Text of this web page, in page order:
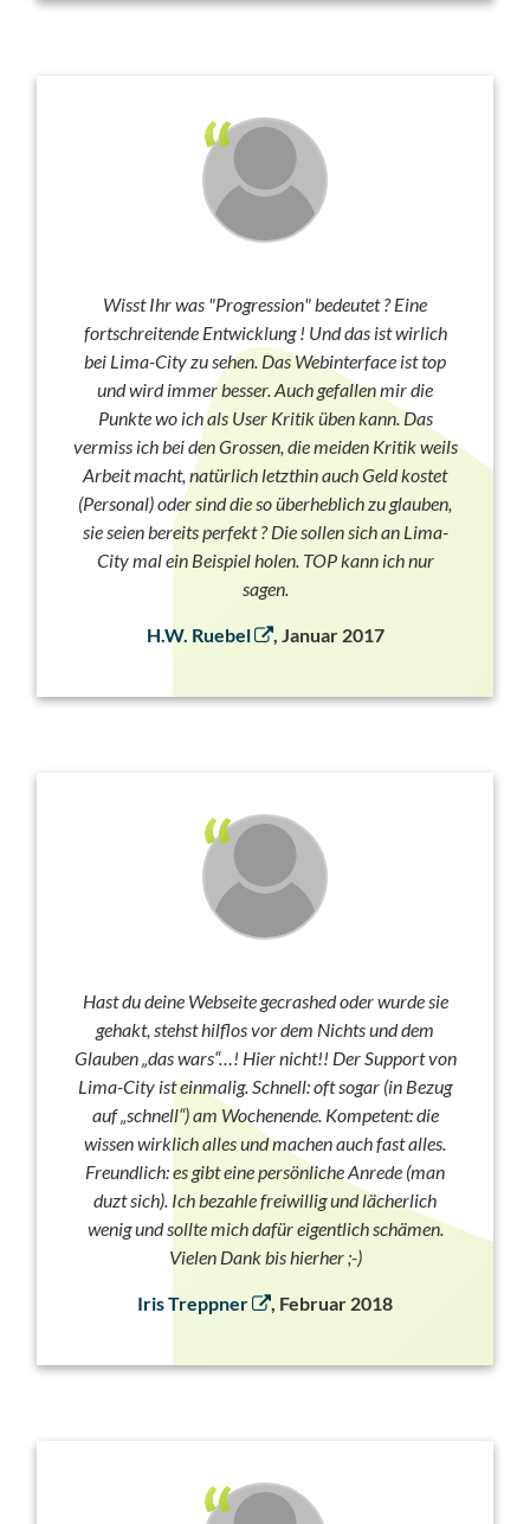
Wisst Ihr was "Progression" bedeutet ? Eine
fortschreitende Entwicklung ! Und das ist wirlich
bei Lima-City zu sehen. Das Webinterface ist top
und wird immer besser. Auch gefallen mir die
Punkte wo ich als User Kritik üben kann. Das
vermiss ich bei den Grossen, die meiden Kritik weils
Arbeit macht, natürlich letzthin auch Geld kostet
(Personal) oder sind die so überheblich zu glauben,
sie seien bereits perfekt ? Die sollen sich an Lima-
City mal ein Beispiel holen. TOP kann ich nur
sagen.
H.W. Ruebel , Januar 2017
Hast du deine Webseite gecrashed oder wurde sie
gehakt, stehst hilflos vor dem Nichts und dem
Glauben „das wars“…! Hier nicht!! Der Support von
Lima-City ist einmalig. Schnell: oft sogar (in Bezug
auf „schnell“) am Wochenende. Kompetent: die
wissen wirklich alles und machen auch fast alles.
Freundlich: es gibt eine persönliche Anrede (man
duzt sich). Ich bezahle freiwillig und lächerlich
wenig und sollte mich dafür eigentlich schämen.
Vielen Dank bis hierher ;-)
Iris Treppner , Februar 2018